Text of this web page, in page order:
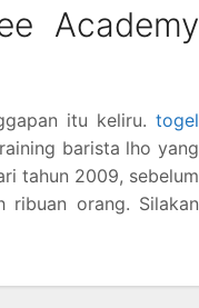
Academy
itu keliru. togel
barista lho yang
tahun 2009, sebelum
ribuan orang. Silakan